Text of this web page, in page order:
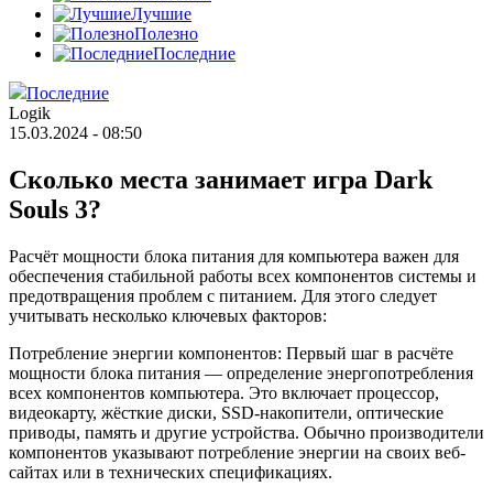
Лучшие
Полезно
Последние
Последние
Logik
15.03.2024 - 08:50
Сколько места занимает игра Dark
Souls 3?
Расчёт мощности блока питания для компьютера важен для
обеспечения стабильной работы всех компонентов системы и
предотвращения проблем с питанием. Для этого следует
учитывать несколько ключевых факторов:
Потребление энергии компонентов: Первый шаг в расчёте
мощности блока питания — определение энергопотребления
всех компонентов компьютера. Это включает процессор,
видеокарту, жёсткие диски, SSD-накопители, оптические
приводы, память и другие устройства. Обычно производители
компонентов указывают потребление энергии на своих веб-
сайтах или в технических спецификациях.